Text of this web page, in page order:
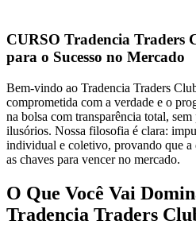
CURSO Tradencia Traders
para o Sucesso no Mercado
Bem-vindo ao Tradencia Traders
comprometida com a verdade e o
na bolsa com transparência total,
ilusórios. Nossa filosofia é clara:
individual e coletivo, provando que a
as chaves para vencer no mercado.
O Que Você Vai
Tradencia Traders